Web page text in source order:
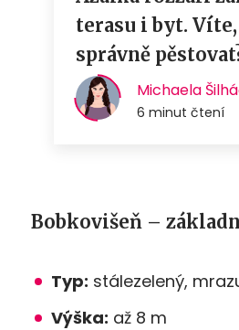
Bobkovišeň –
Typ: stálezelený,
Výška: až 8 m